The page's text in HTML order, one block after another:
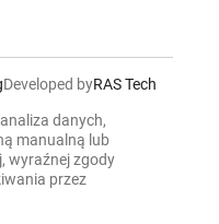
Developed byRAS Tech
danych,
manualną lub
wyraźnej zgody
przez